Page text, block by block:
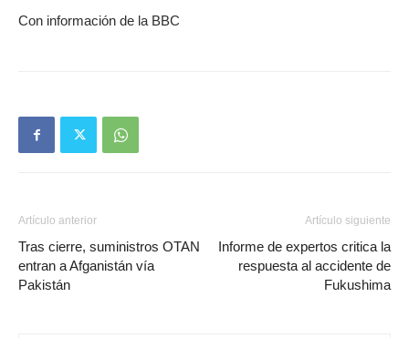
Con información de la BBC
Artículo anterior
Tras cierre, suministros OTAN
entran a Afganistán vía
Pakistán
Artículo siguiente
Informe de expertos critica la
respuesta al accidente de
Fukushima